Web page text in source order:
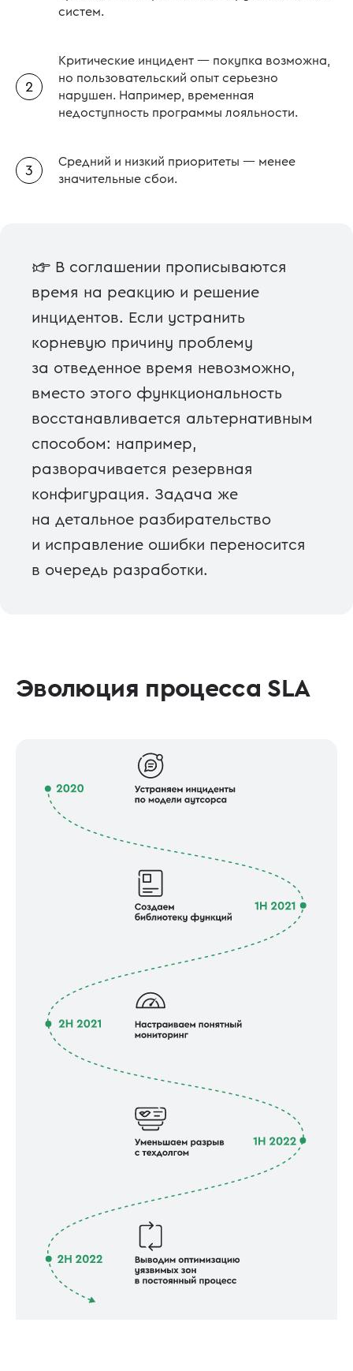
систем.
Критические инцидент — покупка возможна,
но пользовательский опыт серьезно
нарушен. Например, временная
недоступность программы лояльности.
Средний и низкий приоритеты — менее
значительные сбои.
☞ В соглашении прописываются
время на реакцию и решение
инцидентов. Если устранить
корневую причину проблему
за отведенное время невозможно,
вместо этого функциональность
восстанавливается альтернативным
способом: например,
разворачивается резервная
конфигурация. Задача же
на детальное разбирательство
и исправление ошибки переносится
в очередь разработки.
Эволюция процесса SLA